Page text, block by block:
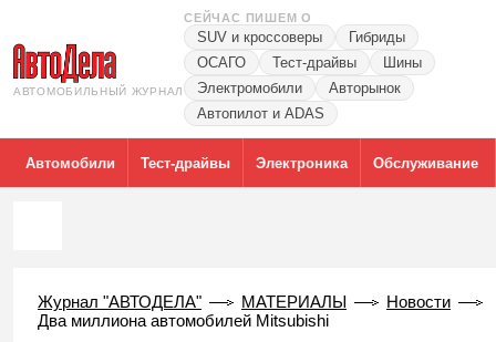
АВТОМОБИЛЬНЫЙ ЖУРНАЛ
СЕЙЧАС ПИШЕМ О
SUV и кроссоверы
Гибриды
ОСАГО
Тест-драйвы
Шины
Электромобили
Авторынок
Автопилот и ADAS
Автомобили Тест-драйвы Электроника Обслуживание
Журнал "АВТОДЕЛА" МАТЕРИАЛЫ
Новости
Два миллиона автомобилей Mitsubishi